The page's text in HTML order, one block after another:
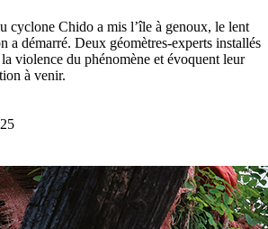
cyclone Chido a mis l’île à genoux, le lent
a démarré. Deux géomètres-experts installés
violence du phénomène et évoquent leur
à venir.